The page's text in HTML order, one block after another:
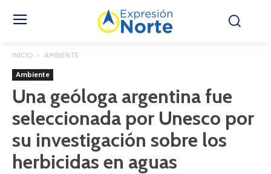
INICIO AMBIENTE
Ambiente
Una geóloga argentina fue
seleccionada por Unesco por
su investigación sobre los
herbicidas en aguas